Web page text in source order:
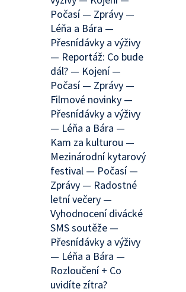
Počasí — Zprávy —
Léňa a Bára —
Přesnídávky a výživy
— Reportáž: Co bude
dál? — Kojení —
Počasí — Zprávy —
Filmové novinky —
Přesnídávky a výživy
— Léňa a Bára —
Kam za kulturou —
Mezinárodní kytarový
festival — Počasí —
Zprávy — Radostné
letní večery —
Vyhodnocení divácké
SMS soutěže —
Přesnídávky a výživy
— Léňa a Bára —
Rozloučení + Co
uvidíte zítra?